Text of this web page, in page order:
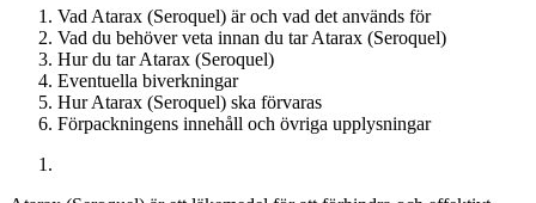
Vad Atarax (Seroquel) är och vad det används för
Vad du behöver veta innan du tar Atarax (Seroquel)
Hur du tar Atarax (Seroquel)
Eventuella biverkningar
Hur Atarax (Seroquel) ska förvaras
Förpackningens innehåll och övriga upplysningar